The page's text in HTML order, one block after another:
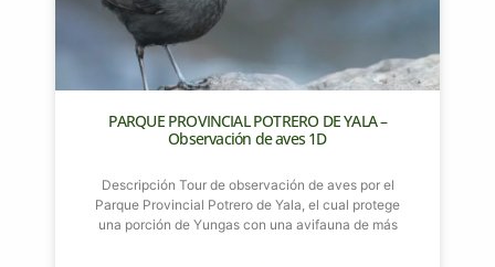
PARQUE PROVINCIAL POTRERO DE YALA –
Observación de aves 1D
Descripción Tour de observación de aves por el
Parque Provincial Potrero de Yala, el cual protege
una porción de Yungas con una avifauna de más